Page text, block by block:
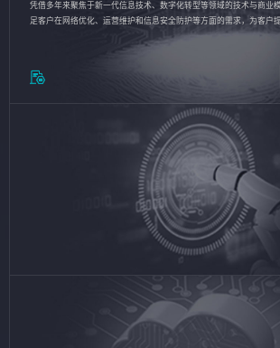
凭借多年来聚焦于新一代信息技术、数字化转型等领域的技术与商业
足客户在网络优化、运营维护和信息安全防护等方面的需求，为客户